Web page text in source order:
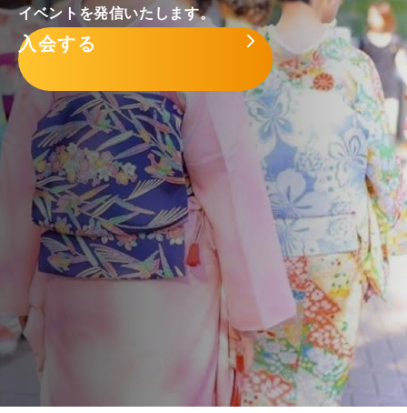
イベントを発信いたします。
入会する